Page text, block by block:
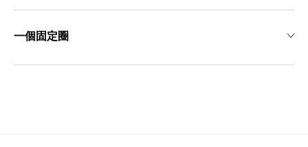
一個固定圈